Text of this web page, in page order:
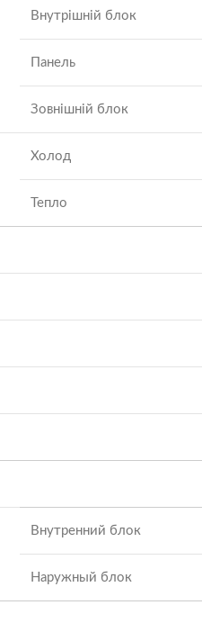
Внутрішній блок
Панель
Зовнішній блок
Холод
Тепло
Внутренний блок
Наружный блок